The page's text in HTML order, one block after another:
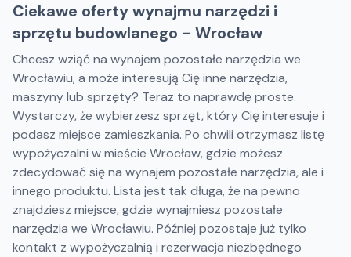
Ciekawe oferty wynajmu narzędzi i
sprzętu budowlanego - Wrocław
Chcesz wziąć na wynajem pozostałe narzędzia we
Wrocławiu, a może interesują Cię inne narzędzia,
maszyny lub sprzęty? Teraz to naprawdę proste.
Wystarczy, że wybierzesz sprzęt, który Cię interesuje i
podasz miejsce zamieszkania. Po chwili otrzymasz listę
wypożyczalni w mieście Wrocław, gdzie możesz
zdecydować się na wynajem pozostałe narzędzia, ale i
innego produktu. Lista jest tak długa, że na pewno
znajdziesz miejsce, gdzie wynajmiesz pozostałe
narzędzia we Wrocławiu. Później pozostaje już tylko
kontakt z wypożyczalnią i rezerwacja niezbędnego